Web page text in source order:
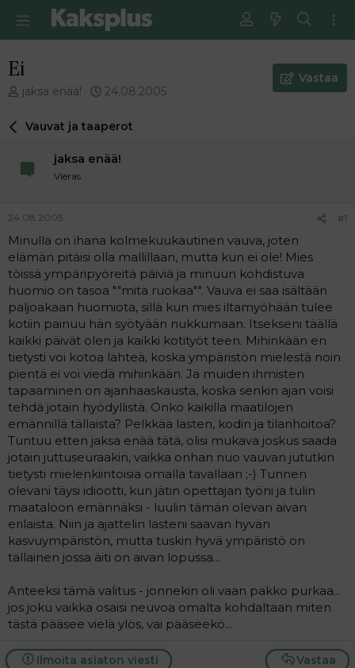
Ei
V
e
i
t
u
n
a
l
o
t
t
a
j
a
jaksa enää!
E
s
m
m
n
v
i
e
s
i
24.08.2005
Vastaa
Vauvat ja taaperot
jaksa enää!
Vieras
24.08.2005 #1
Minulla on ihana kolmekuukautinen vauva, joten
elämän pitäisi olla mallillaan, mutta kun ei ole! Mies
töissä ympäripyöreitä päiviä ja minuun kohdistuva
huomio on tasoa ""mitä ruokaa"". Vauva ei saa isältään
paljoakaan huomiota, sillä kun mies iltamyöhään tulee
kotiin painuu hän syötyään nukkumaan. Itsekseni täällä
kaikki päivät olen ja kaikki kotityöt teen. Mihinkään en
tietysti voi kotoa lähteä, koska ympäristön mielestä noin
pientä ei voi viedä mihinkään. Ja muiden ihmisten
tapaaminen on ajanhaaskausta, koska senkin ajan voisi
tehdä jotain hyödyllistä. Onko kaikilla maatilojen
emännillä tällaista? Pelkkää lasten, kodin ja tilanhoitoa?
Tuntuu etten jaksa enää tätä, olisi mukava joskus saada
jotain juttuseuraakin, vaikka onhan nuo vauvan jututkin
tietysti mielenkiintoisia omalla tavallaan ;-) Tunnen
olevani täysi idiootti, kun jätin opettajan työni ja tulin
maataloon emännäksi - luulin tämän olevan aivan
erilaista. Niin ja ajattelin lasteni saavan hyvän
kasvuympäristön, mutta tuskin hyvä ympäristö on
tällainen jossa äiti on aivan lopussa...
Anteeksi tämä valitus - jonnekin oli vaan pakko purkaa...
jos joku vaikka osaisi neuvoa omalta kohdaltaan miten
tästä pääsee vielä ylös, vai pääseekö...
Vastaa
Ilmoita asiaton viesti